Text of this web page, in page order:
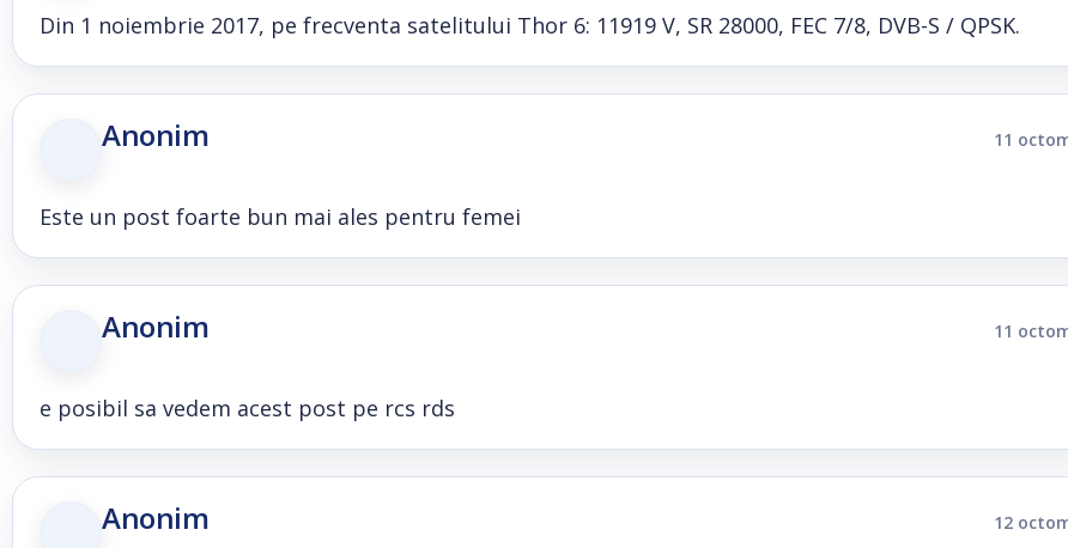
Din 1 noiembrie 2017, pe frecventa satelitului Thor 6: 11919 V, SR 28000, FEC 7/8, DVB-S / QPSK.
Anonim 11
Este un post foarte bun mai ales pentru femei
Anonim 11
e posibil sa vedem acest post pe rcs rds
Anonim 12